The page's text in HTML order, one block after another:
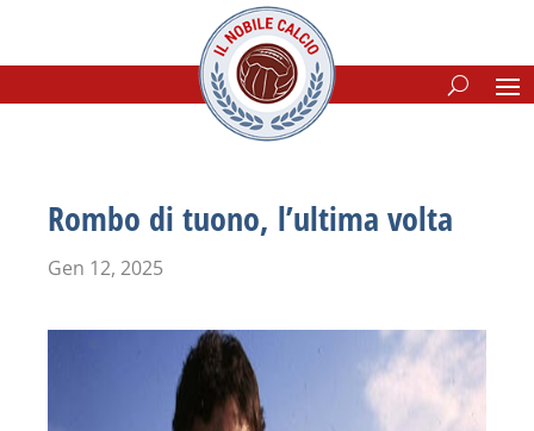
Rombo di tuono, l’ultima volta
Gen 12, 2025